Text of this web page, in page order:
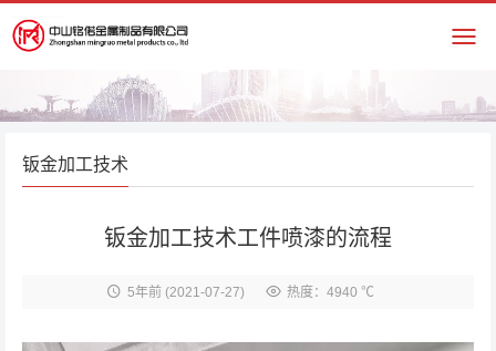
钣金加工技术
钣金加工技术工件喷漆的流程
5年前(2021-07-27) 热度：4940 ℃